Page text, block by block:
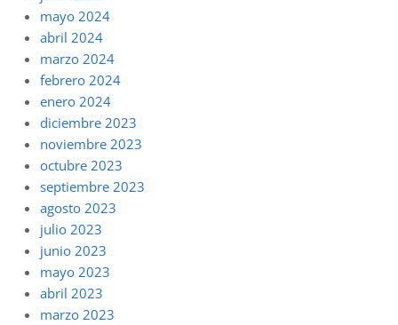
mayo 2024
abril 2024
marzo 2024
febrero 2024
enero 2024
diciembre 2023
noviembre 2023
octubre 2023
septiembre 2023
agosto 2023
julio 2023
junio 2023
mayo 2023
abril 2023
marzo 2023